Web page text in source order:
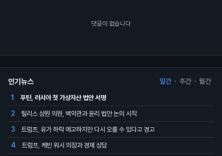
댓글이 없습니다
인기뉴스 일간 · 주간 · 월간
1 푸틴, 러시아 첫 가상자산 법안 서명
2 틸리스 상원 의원, 백악관과 윤리 법안 논의 시작
3 트럼프, 유가 하락 예고하지만 다시 오를 수 있다고 경고
4 트럼프, 케빈 워시 의장과 경제 상담